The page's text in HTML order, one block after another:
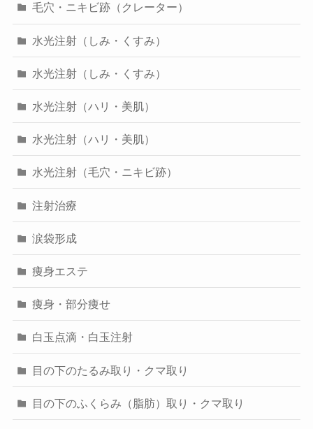
毛穴・ニキビ跡（クレーター）
水光注射（しみ・くすみ）
水光注射（しみ・くすみ）
水光注射（ハリ・美肌）
水光注射（ハリ・美肌）
水光注射（毛穴・ニキビ跡）
注射治療
涙袋形成
痩身エステ
痩身・部分痩せ
白玉点滴・白玉注射
目の下のたるみ取り・クマ取り
目の下のふくらみ（脂肪）取り・クマ取り